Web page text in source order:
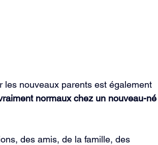
les nouveaux parents est également
normaux chez un nouveau-né
des amis, de la famille, des